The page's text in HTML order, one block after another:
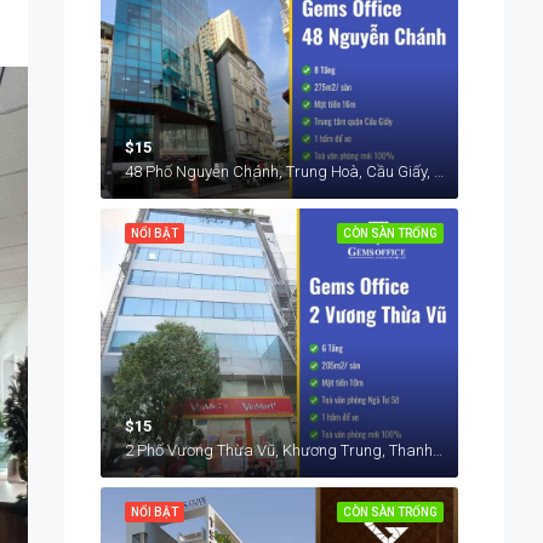
$15
48 Phố Nguyễn Chánh, Trung Hoà, Cầu Giấy, Hà Nội, Việt Nam
CÒN SÀN TRỐNG
NỔI BẬT
$15
CÒN SÀN TRỐNG
NỔI BẬT